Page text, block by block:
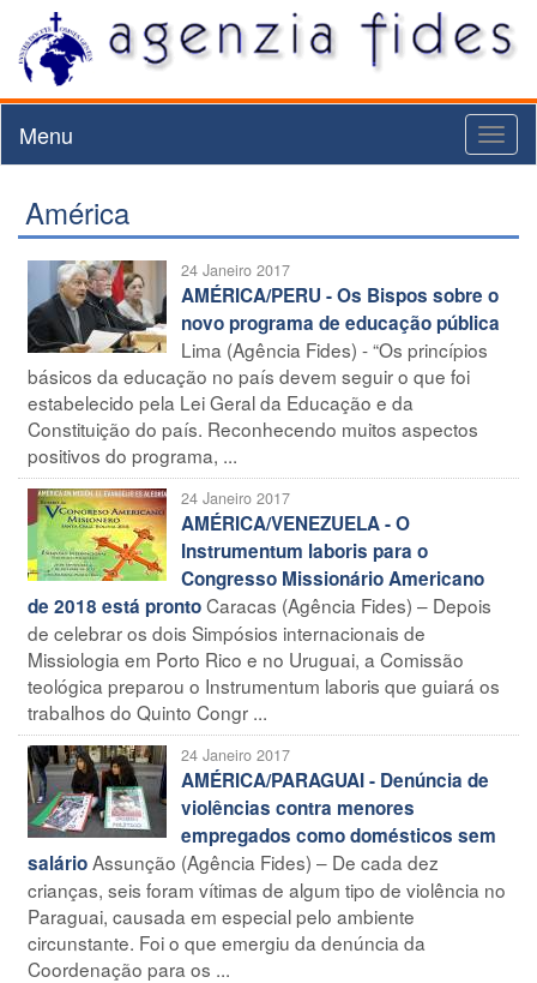
Menu
América
24 Janeiro 2017
AMÉRICA/PERU - Os Bispos sobre o
novo programa de educação pública
Lima (Agência Fides) - “Os princípios
básicos da educação no país devem seguir o que foi
estabelecido pela Lei Geral da Educação e da
Constituição do país. Reconhecendo muitos aspectos
positivos do programa, ...
24 Janeiro 2017
AMÉRICA/VENEZUELA - O
Instrumentum laboris para o
Congresso Missionário Americano
de 2018 está prontoCaracas (Agência Fides) – Depois
de celebrar os dois Simpósios internacionais de
Missiologia em Porto Rico e no Uruguai, a Comissão
teológica preparou o Instrumentum laboris que guiará os
trabalhos do Quinto Congr ...
24 Janeiro 2017
AMÉRICA/PARAGUAI - Denúncia de
violências contra menores
empregados como domésticos sem
salárioAssunção (Agência Fides) – De cada dez
crianças, seis foram vítimas de algum tipo de violência no
Paraguai, causada em especial pelo ambiente
circunstante. Foi o que emergiu da denúncia da
Coordenação para os ...